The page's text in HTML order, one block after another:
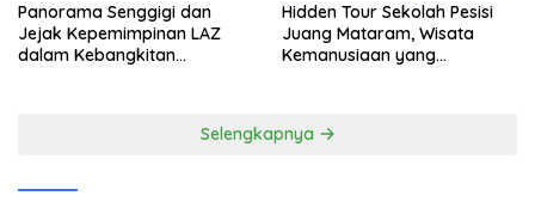
Panorama Senggigi dan
Jejak Kepemimpinan LAZ
dalam Kebangkitan
Hidden Tour Sekolah Pesisi
Juang Mataram, Wisata
Kemanusiaan yang
Selengkapnya